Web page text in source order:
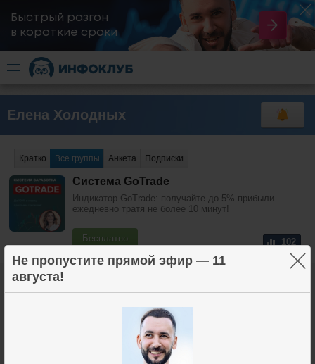
Не пропустите прямой эфир — 11
августа!
×
Быстрый разгон
​в короткие сроки
Елена Холодных
Кратко Все группы Анкета Подписки
Система GoTrade
Индикатор GoTrade: получайте до 5% прибыли
ежедневно тратя не более 10 минут!
Бесплатно 102
счета
Помощь в открытии счета «под ключ» от Службы
Заботы о Клиентах.